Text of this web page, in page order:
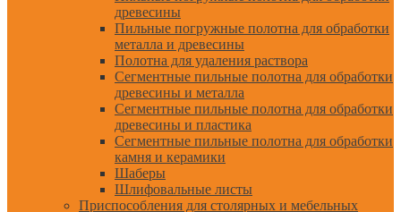
древесины
Пильные погружные полотна для обработки
металла и древесины
Полотна для удаления раствора
Сегментные пильные полотна для обработки
древесины и металла
Сегментные пильные полотна для обработки
древесины и пластика
Сегментные пильные полотна для обработки
камня и керамики
Шаберы
Шлифовальные листы
Приспособления для столярных и мебельных